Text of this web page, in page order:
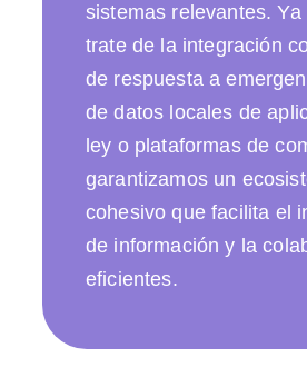
sistemas relevantes.
trate de la integración
de respuesta a
de datos locales de
ley o plataformas de
garantizamos un
cohesivo que facilita el
de información y la
eficientes.